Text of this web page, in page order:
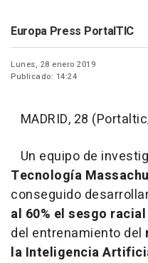
Europa Press PortalTIC
Lunes, 28 enero 2019
Publicado: 14:24
MADRID, 28
Un equipo de
Tecnología
conseguido
al 60% el sesgo
del entrenamiento del
la Inteligencia